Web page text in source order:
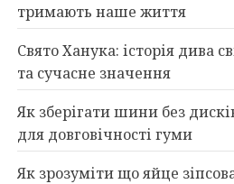
тримають наше життя
Свято Ханука: історія дива
та сучасне значення
Як зберігати шини без
для довговічності гуми
Як зрозуміти що яйце